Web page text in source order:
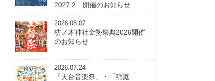
2027.2 開催のお知らせ
2026.08.07
枋ノ木神社金勢祭典2026開催
のお知らせ
2026.07.24
「天台音楽祭」・「稲庭